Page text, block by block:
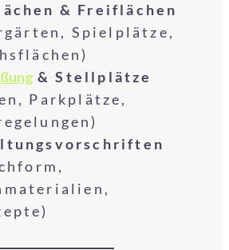
& Freiflächen
Spielplätze,
& Stellplätze
Parkplätze,